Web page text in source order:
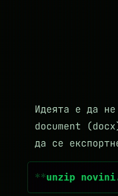
Идеята е да
document
да се
unzip